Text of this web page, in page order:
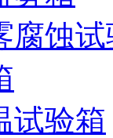
腐蚀
试验箱